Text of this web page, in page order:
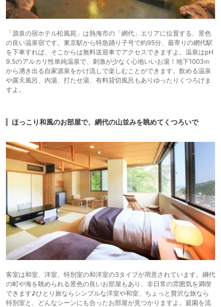
「源泉の宿ホテル松風苑」は熱海市の「網代」エリアに位置する、景色
の良い温泉宿です。東京駅から特急踊り子号で約95分、最寄りの網代駅
を下車すれば、そこからは無料送迎車でアクセスできますよ。温泉はpH
9.5のアルカリ性単純温泉で、刺激が少なく心地いいお湯！地下1003ｍ
から湧き出る自家源泉をかけ流しで楽しむことができます。飲める温泉
や露天風呂、内湯、打たせ湯、有料貸切風呂もありゆったりくつろげま
すよ。
ほっこり和風のお部屋で、網代の山並みを眺めてくつろいで
客室は和室、洋室、特別室の和洋室の3タイプが用意されています。綱代
の町や海を眺められる景色の良いお部屋もあり、非日常の雰囲気を満喫
できます♪ひとり旅ならシンプルな洋室や和室、ちょっと贅沢な旅なら
特別室と、どんなシーンにも合ったお部屋が見つかりますよ。庭園を流